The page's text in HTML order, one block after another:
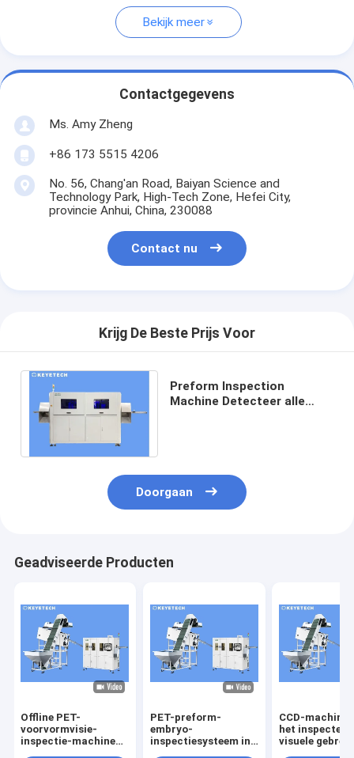
Bekijk meer
Contactgegevens
Ms. Amy Zheng
+86 173 5515 4206
No. 56, Chang'an Road, Baiyan Science and
Technology Park, High-Tech Zone, Hefei City,
provincie Anhui, China, 230088
Contact nu
Krijg De Beste Prijs Voor
Preform Inspection
Machine Detecteer alle
Doorgaan
Geadviseerde Producten
Offline PET-
voorvormvisie-
inspectie-machine
PET-preform-
embryo-
inspectiesysteem in
CCD-machine
het
visuele